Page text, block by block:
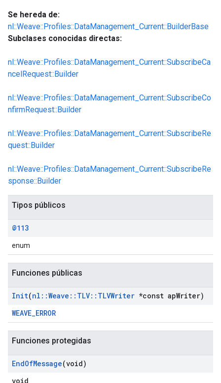
Se hereda de:
nl::Weave::Profiles::DataManagement_Current::BuilderBase
Subclases conocidas directas:
nl::Weave::Profiles::DataManagement_Current::SubscribeCa
ncelRequest::Builder
nl::Weave::Profiles::DataManagement_Current::SubscribeCo
nfirmRequest::Builder
nl::Weave::Profiles::DataManagement_Current::SubscribeRe
quest::Builder
nl::Weave::Profiles::DataManagement_Current::SubscribeRe
sponse::Builder
Tipos públicos
@113
enum
Funciones públicas
Init(nl ::Weave :: TLV:: TLVWriter *const apWriter)
WEAVE_ERROR
Funciones protegidas
EndOfMessage(void)
void